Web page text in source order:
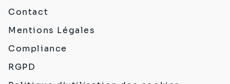
Contact
Mentions Légales
Compliance
RGPD